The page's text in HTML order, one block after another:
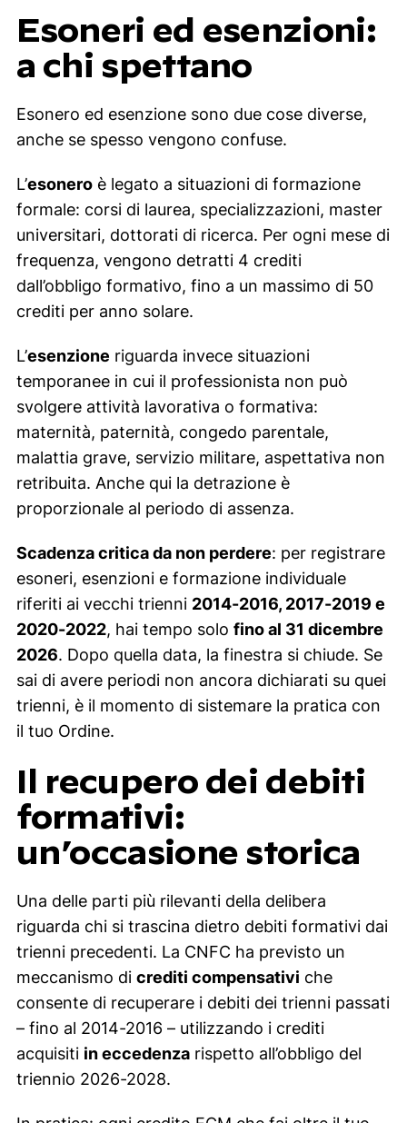
Esoneri ed esenzioni:
a chi spettano
Esonero ed esenzione sono due cose diverse,
anche se spesso vengono confuse.
L’esoneroè legato a situazioni di formazione
formale: corsi di laurea, specializzazioni, master
universitari, dottorati di ricerca. Per ogni mese di
frequenza, vengono detratti 4 crediti
dall’obbligo formativo, fino a un massimo di 50
crediti per anno solare.
L’esenzione riguarda invece situazioni
temporanee in cui il professionista non può
svolgere attività lavorativa o formativa:
maternità, paternità, congedo parentale,
malattia grave, servizio militare, aspettativa non
retribuita. Anche qui la detrazione è
proporzionale al periodo di assenza.
Scadenza critica da non perdere: per registrare
esoneri, esenzioni e formazione individuale
riferiti ai vecchi trienni 2014-2016, 2017-2019 e
2020-2022, hai tempo solo fino al 31 dicembre
2026. Dopo quella data, la finestra si chiude. Se
sai di avere periodi non ancora dichiarati su quei
trienni, è il momento di sistemare la pratica con
il tuo Ordine.
Il recupero dei debiti
formativi:
un’occasione storica
Una delle parti più rilevanti della delibera
riguarda chi si trascina dietro debiti formativi dai
trienni precedenti. La CNFC ha previsto un
meccanismo di crediti compensativi che
consente di recuperare i debiti dei trienni passati
– fino al 2014-2016 – utilizzando i crediti
acquisiti in eccedenzarispetto all’obbligo del
triennio 2026-2028.